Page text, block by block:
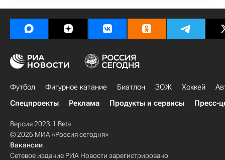
Футбол Фигурное катание Биатлон ЗОЖ Хоккей
Спецпроекты
Реклама Продукты и сервисы Пресс-
Версия 2023.1 Beta
© 2026 МИА «Россия сегодня»
Вакансии
Сетевое издание РИА Новости зарегистрировано